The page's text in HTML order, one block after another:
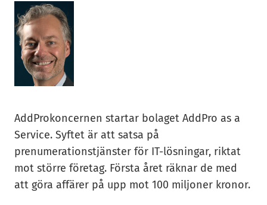
AddProkoncernen startar bolaget AddPro as a
Service. Syftet är att satsa på
prenumerationstjänster för IT-lösningar, riktat
mot större företag. Första året räknar de med
att göra affärer på upp mot 100 miljoner kronor.